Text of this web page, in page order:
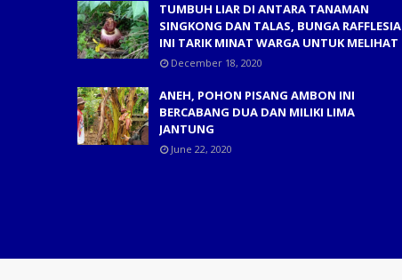
TUMBUH LIAR DI ANTARA TANAMAN
SINGKONG DAN TALAS, BUNGA RAFFLESIA
INI TARIK MINAT WARGA UNTUK MELIHAT
December 18, 2020
ANEH, POHON PISANG AMBON INI
BERCABANG DUA DAN MILIKI LIMA
JANTUNG
June 22, 2020